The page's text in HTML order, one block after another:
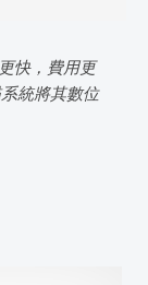
快，費用更
統將其數位